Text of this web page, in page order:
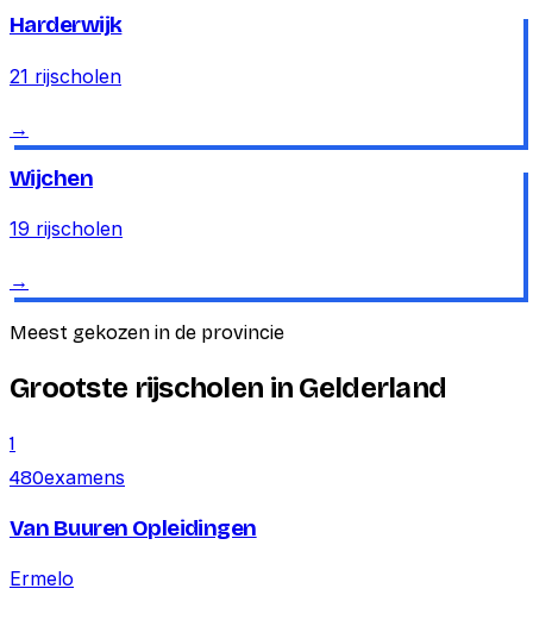
Harderwijk
21 rijscholen
→
Wijchen
19 rijscholen
→
Meest gekozen in de provincie
Grootste rijscholen in Gelderland
1
480examens
Van Buuren Opleidingen
Ermelo